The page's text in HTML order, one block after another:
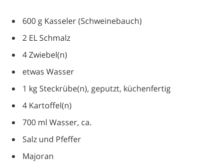
600 g Kasseler (Schweinebauch)
2 EL Schmalz
4 Zwiebel(n)
etwas Wasser
1 kg Steckrübe(n), geputzt, küchenfertig
4 Kartoffel(n)
700 ml Wasser, ca.
Salz und Pfeffer
Majoran